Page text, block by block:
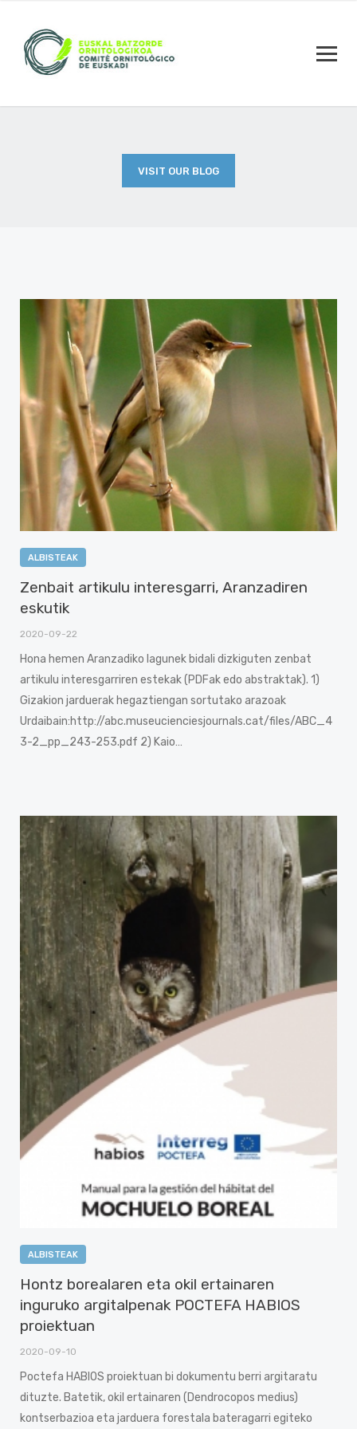
VISIT OUR BLOG
ALBISTEAK
Zenbait artikulu interesgarri, Aranzadiren
eskutik
2020-09-22
Hona hemen Aranzadiko lagunek bidali dizkiguten zenbat
artikulu interesgarriren estekak (PDFak edo abstraktak). 1)
Gizakion jarduerak hegaztiengan sortutako arazoak
Urdaibain:http://abc.museucienciesjournals.cat/files/ABC_4
3-2_pp_243-253.pdf 2) Kaio…
ALBISTEAK
Hontz borealaren eta okil ertainaren
inguruko argitalpenak POCTEFA HABIOS
proiektuan
2020-09-10
Poctefa HABIOS proiektuan bi dokumentu berri argitaratu
dituzte. Batetik, okil ertainaren (Dendrocopos medius)
kontserbazioa eta jarduera forestala bateragarri egiteko